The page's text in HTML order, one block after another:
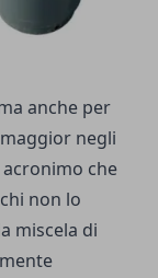
anche per
negli
che
non lo
miscela di